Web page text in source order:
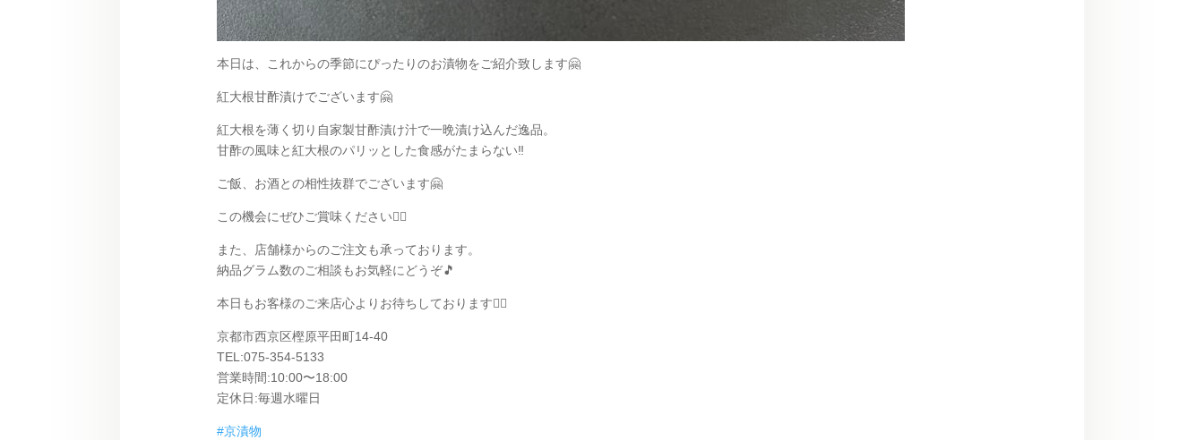
本日は、これからの季節にぴったりのお漬物をご紹介致します🤗
紅大根甘酢漬けでございます🤗
紅大根を薄く切り自家製甘酢漬け汁で一晩漬け込んだ逸品。
甘酢の風味と紅大根のパリッとした食感がたまらない‼️
ご飯、お酒との相性抜群でございます🤗
この機会にぜひご賞味ください🙇‍♂️
また、店舗様からのご注文も承っております。
納品グラム数のご相談もお気軽にどうぞ🎵
本日もお客様のご来店心よりお待ちしております🙇‍♂️
京都市西京区樫原平田町14-40
TEL:075-354-5133
営業時間:10:00〜18:00
定休日:毎週水曜日
#京漬物